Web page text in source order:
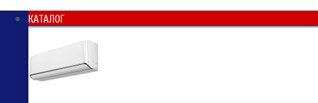
КАТАЛОГ